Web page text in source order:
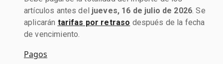
artículos antes del jueves, 16 de julio de 2026 . Se
aplicarán tarifas por retraso después de la fecha
de vencimiento.
Pagos